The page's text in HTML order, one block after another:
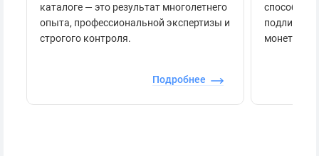
каталоге — это результат многолетнего
опыта, профессиональной экспертизы и
строгого контроля.
Подробнее
способов
монеты.